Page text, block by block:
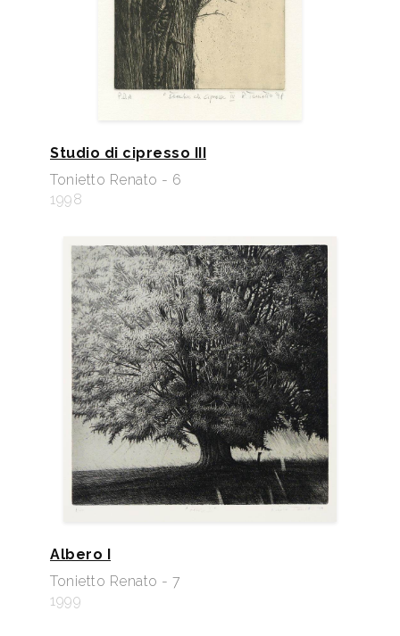
Studio di cipresso III
Tonietto Renato - 6
1998
Albero I
Tonietto Renato - 7
1999